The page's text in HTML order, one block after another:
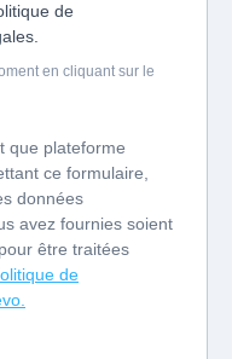
de
en cliquant sur le
que plateforme
ce formulaire,
données
avez fournies soient
être traitées
de